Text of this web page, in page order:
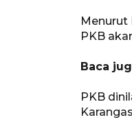
Menurut
PKB
Baca
PKB